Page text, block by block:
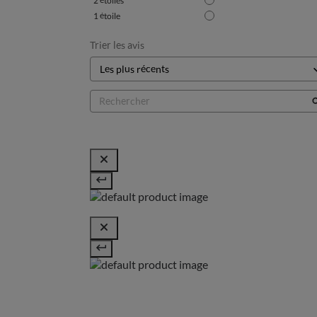
1 étoile
Trier les avis